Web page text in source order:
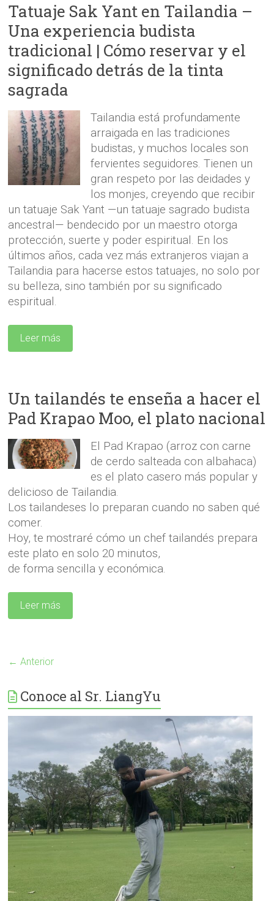
Tatuaje Sak Yant en Tailandia –
Una experiencia budista
tradicional | Cómo reservar y el
significado detrás de la tinta
sagrada
Tailandia está profundamente
arraigada en las tradiciones
budistas, y muchos locales son
fervientes seguidores. Tienen un
gran respeto por las deidades y
los monjes, creyendo que recibir
un tatuaje Sak Yant —un tatuaje sagrado budista
ancestral— bendecido por un maestro otorga
protección, suerte y poder espiritual. En los
últimos años, cada vez más extranjeros viajan a
Tailandia para hacerse estos tatuajes, no solo por
su belleza, sino también por su significado
espiritual.
Leer más
Un tailandés te enseña a hacer el
Pad Krapao Moo, el plato nacional
El Pad Krapao (arroz con carne
de cerdo salteada con albahaca)
es el plato casero más popular y
delicioso de Tailandia.
Los tailandeses lo preparan cuando no saben qué
comer.
Hoy, te mostraré cómo un chef tailandés prepara
este plato en solo 20 minutos,
de forma sencilla y económica.
Leer más
← Anterior
Conoce al Sr. LiangYu